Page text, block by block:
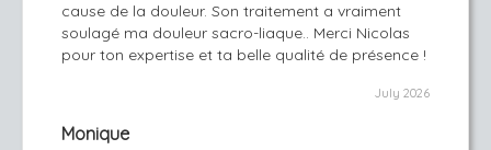
cause de la douleur. Son traitement a vraiment
soulagé ma douleur sacro-liaque.. Merci Nicolas
pour ton expertise et ta belle qualité de présence !
July 2026
Monique